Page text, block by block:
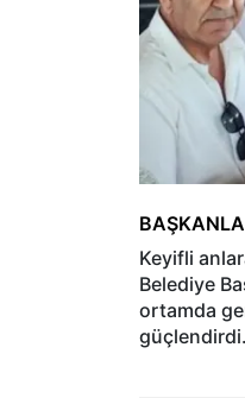
Keyifli
Belediye
ortamda
güçlendirdi.